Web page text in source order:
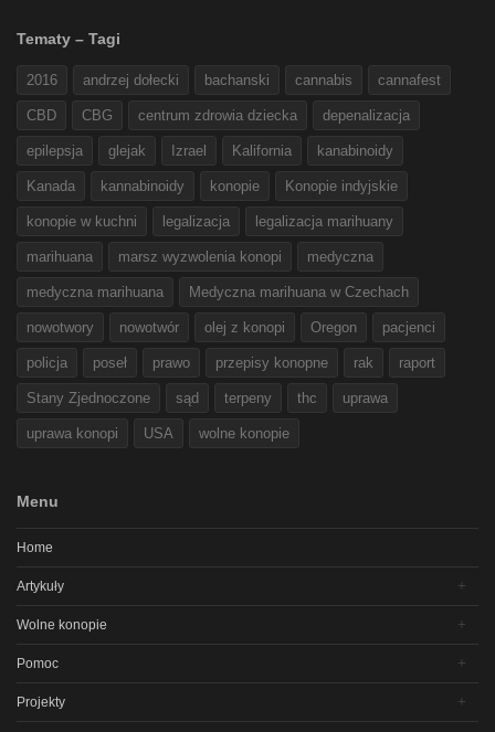
Tematy – Tagi
2016 andrzej dołecki bachanski cannabis cannafest
CBD CBG centrum zdrowia dziecka depenalizacja
epilepsja glejak Izrael Kalifornia kanabinoidy
Kanada kannabinoidy konopie Konopie indyjskie
konopie w kuchni legalizacja legalizacja marihuany
marihuana marsz wyzwolenia konopi medyczna
medyczna marihuana Medyczna marihuana w Czechach
nowotwory nowotwór olej z konopi Oregon pacjenci
policja poseł prawo przepisy konopne rak raport
Stany Zjednoczone sąd terpeny thc uprawa
uprawa konopi USA wolne konopie
Menu
Home
Artykuły
Wolne konopie
Pomoc
Projekty